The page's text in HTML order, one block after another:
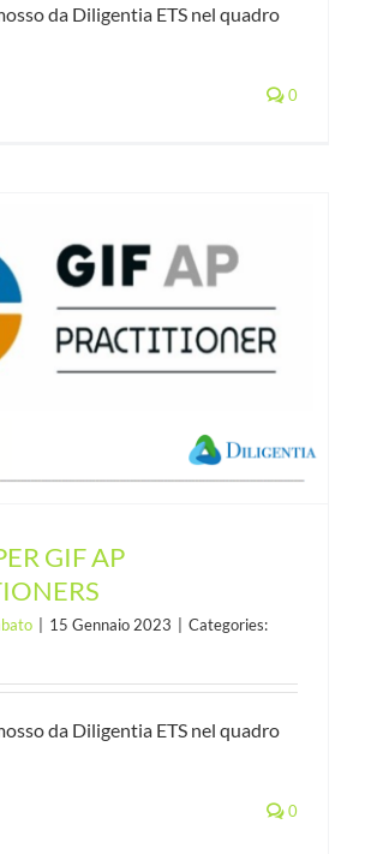
da Diligentia ETS nel quadro
0
GIF AP
| 15 Gennaio 2023 | Categories:
da Diligentia ETS nel quadro
0